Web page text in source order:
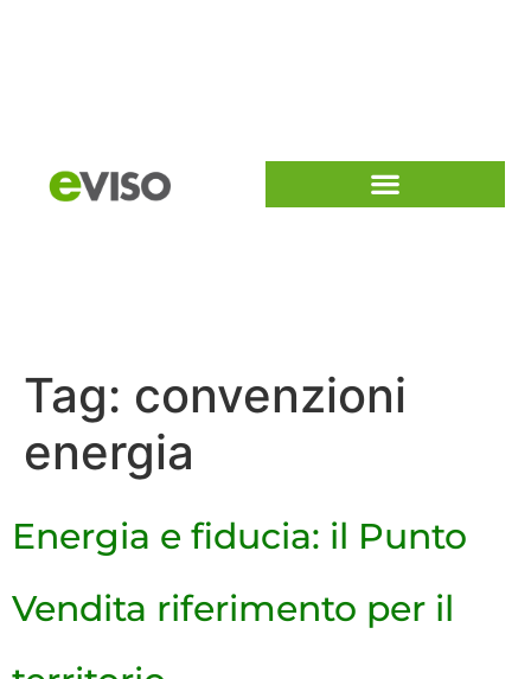
Tag: convenzioni
energia
Energia e fiducia: il Punto
Vendita riferimento per il